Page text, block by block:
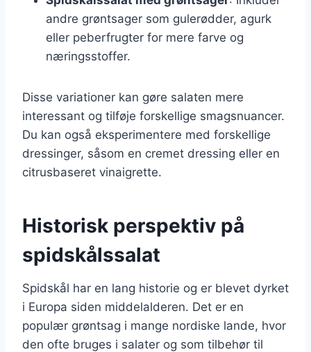
andre grøntsager som gulerødder, agurk
eller peberfrugter for mere farve og
næringsstoffer.
Disse variationer kan gøre salaten mere
interessant og tilføje forskellige smagsnuancer.
Du kan også eksperimentere med forskellige
dressinger, såsom en cremet dressing eller en
citrusbaseret vinaigrette.
Historisk perspektiv på
spidskålssalat
Spidskål har en lang historie og er blevet dyrket
i Europa siden middelalderen. Det er en
populær grøntsag i mange nordiske lande, hvor
den ofte bruges i salater og som tilbehør til